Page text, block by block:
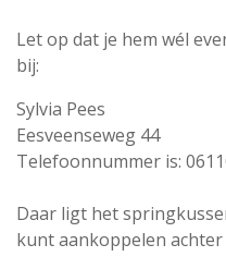
Let op dat je hem wél
bij:
Sylvia Pees
Eesveenseweg 44
Telefoonnummer is:
Daar ligt het
kunt aankoppelen achter